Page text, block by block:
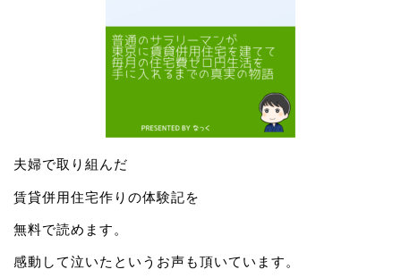
夫婦で取り組んだ
賃貸併用住宅作りの体験記を
無料で読めます。
感動して泣いたというお声も頂いています。